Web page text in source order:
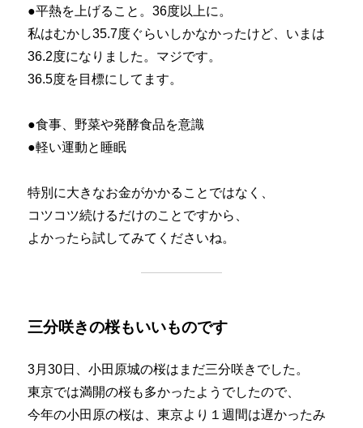
●平熱を上げること。36度以上に。
私はむかし35.7度ぐらいしかなかったけど、いまは
36.2度になりました。マジです。
36.5度を目標にしてます。
●食事、野菜や発酵食品を意識
●軽い運動と睡眠
特別に大きなお金がかかることではなく、
コツコツ続けるだけのことですから、
よかったら試してみてくださいね。
三分咲きの桜もいいものです
3月30日、小田原城の桜はまだ三分咲きでした。
東京では満開の桜も多かったようでしたので、
今年の小田原の桜は、東京より１週間は遅かったみ